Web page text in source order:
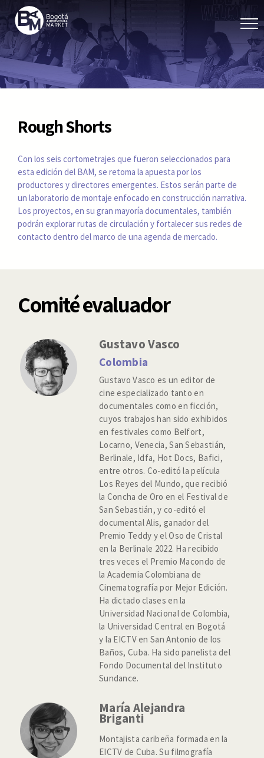
Rough Shorts
Con los seis cortometrajes que fueron seleccionados para
esta edición del BAM, se retoma la apuesta por los
productores y directores emergentes. Estos serán parte de
un laboratorio de montaje enfocado en construcción narrativa.
Los proyectos, en su gran mayoría documentales, también
podrán explorar rutas de circulación y fortalecer sus redes de
contacto dentro del marco de una agenda de mercado.
Comité evaluador
Gustavo Vasco
Colombia
Gustavo Vasco es un editor de
cine especializado tanto en
documentales como en ficción,
cuyos trabajos han sido exhibidos
en festivales como Belfort,
Locarno, Venecia, San Sebastián,
Berlinale, Idfa, Hot Docs, Bafici,
entre otros. Co-editó la película
Los Reyes del Mundo, que recibió
la Concha de Oro en el Festival de
San Sebastián, y co-editó el
documental Alis, ganador del
Premio Teddy y el Oso de Cristal
en la Berlinale 2022. Ha recibido
tres veces el Premio Macondo de
la Academia Colombiana de
Cinematografía por Mejor Edición.
Ha dictado clases en la
Universidad Nacional de Colombia,
la Universidad Central en Bogotá
y la EICTV en San Antonio de los
Baños, Cuba. Ha sido panelista del
Fondo Documental del Instituto
Sundance.
María Alejandra
Briganti
Montajista caribeña formada en la
EICTV de Cuba. Su filmografía